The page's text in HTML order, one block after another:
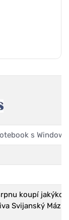
s
koupí
Svijanský Máz